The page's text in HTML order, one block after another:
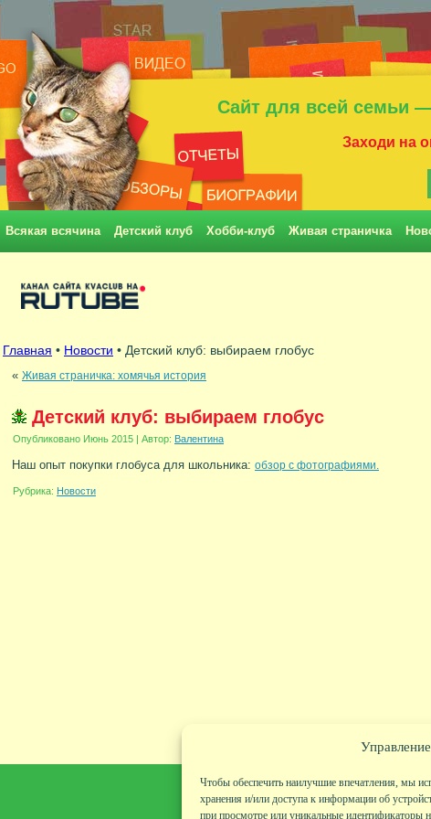
Чтобы обеспечить наилучшие впечатления, мы
хранения и/или доступа к информации об
при просмотре или уникальные идентификаторы
Сайт для всей семьи
Заходи на
Всякая всячина Детский клуб Хобби-клуб Живая страничка
Главная • Новости • Детский клуб: выбираем глобус
« Живая страничка: хомячья история
Детский клуб: выбираем глобус
Опубликовано Июнь 2015 | Автор: Валентина
Наш опыт покупки глобуса для школьника: обзор с фотографиями.
Рубрика: Новости